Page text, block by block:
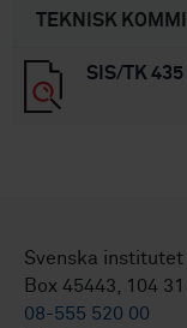
TEKNISK
SIS/TK 435
Svenska
Box 45443, 104
08-555 520 00